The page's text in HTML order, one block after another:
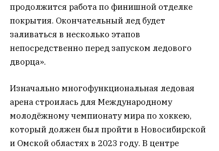
продолжится работа по финишной отделке
покрытия. Окончательный лед будет
заливаться в несколько этапов
непосредственно перед запуском ледового
дворца».
Изначально многофункциональная ледовая
арена строилась для Международному
молодёжному чемпионату мира по хоккею,
который должен был пройти в Новосибирской
и Омской областях в 2023 году. В центре